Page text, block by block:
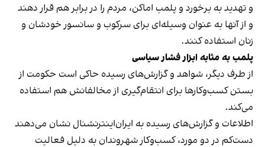
و تهدید به برخورد و پلمب اماکن، مردم را در برابر هم قرار دهند
و از آنها به عنوان وسیله‌ای برای سرکوب و سانسور خودشان و
زنان استفاده کنند.
پلمب به مثابه ابزار فشار سیاسی
از طرف دیگر، شواهد و گزارش‌های رسیده حاکی است حکومت از
بستن کسب‌وکارها برای انتقام‌گیری از مخالفانش هم استفاده
می‌کند.
اطلاعات و گزارش‌های رسیده به ایران‌اینترنشنال نشان می‌دهند
دست‌کم در دو مورد، کسب‌وکار شهروندان به دلیل فعالیت